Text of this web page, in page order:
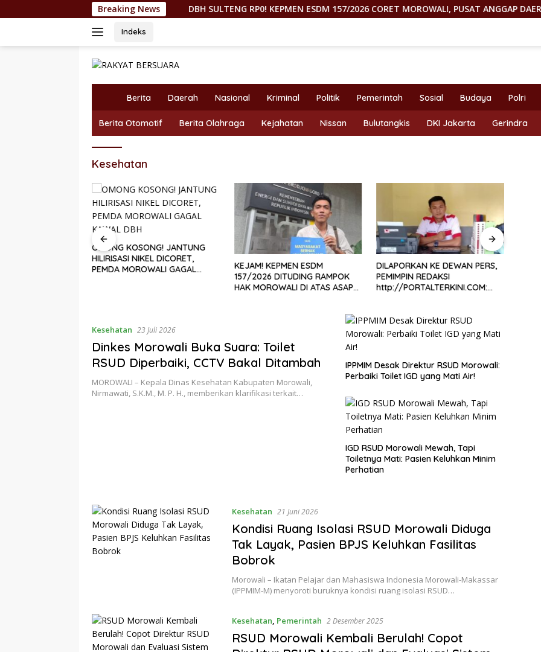
ke
Breaking NewsDBH SULTENG RP0! KEPMEN ESDM 157/2026 CORET MOROWALI, PUSAT ANGGAP DAERAH
Indeks
m
e
Berita Daerah Nasional Kriminal Politik Pemerintah Sosial Budaya Polri
Berita Otomotif Berita Olahraga Kejahatan Nissan Bulutangkis DKI Jakarta Gerindra
Kesehatan
OMONG KOSONG! JANTUNG
HILIRISASI NIKEL DICORET,
PEMDA MOROWALI GAGAL
KEJAM! KEPMEN ESDM
157/2026 DITUDING RAMPOK
HAK MOROWALI DI ATAS ASAP
DILAPORKAN KE DEWAN PERS,
PEMIMPIN REDAKSI
http://PORTALTERKINI.COM:
Kesehatan 23 Juli 2026
Dinkes Morowali Buka Suara: Toilet
RSUD Diperbaiki, CCTV Bakal Ditambah
MOROWALI – Kepala Dinas Kesehatan Kabupaten Morowali,
Nirmawati, S.K.M., M. P. H., memberikan klarifikasi terkait…
IPPMIM Desak Direktur RSUD Morowali:
Perbaiki Toilet IGD yang Mati Air!
IGD RSUD Morowali Mewah, Tapi
Toiletnya Mati: Pasien Keluhkan Minim
Perhatian
Kesehatan 21 Juni 2026
Kondisi Ruang Isolasi RSUD Morowali Diduga
Tak Layak, Pasien BPJS Keluhkan Fasilitas
Bobrok
Morowali – Ikatan Pelajar dan Mahasiswa Indonesia Morowali-Makassar
(IPPMIM-M) menyoroti buruknya kondisi ruang isolasi RSUD…
Kesehatan, Pemerintah 2 Desember 2025
RSUD Morowali Kembali Berulah! Copot